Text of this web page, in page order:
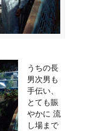
うちの長
男次男も
手伝い、
とても賑
やかに 流
し場まで